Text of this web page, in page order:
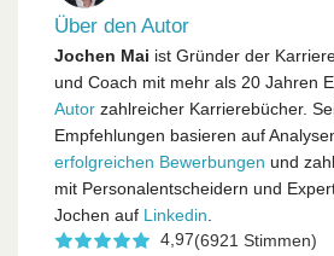
Über den Autor
Jochen Mai ist Gründer der
und Coach mit mehr als 20 Jahren
Autor zahlreicher Karrierebücher.
Empfehlungen basieren auf
erfolgreichen Bewerbungen und
mit Personalentscheidern und
Jochen auf Linkedin
4,97(6921 Stimmen)